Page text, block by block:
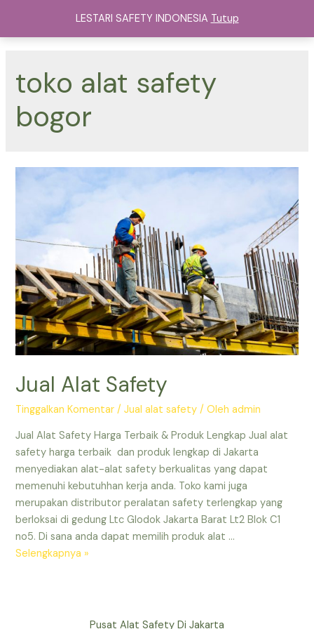
LESTARI SAFETY INDONESIA Tutup
konten
toko alat safety
bogor
Jual Alat Safety
Tinggalkan Komentar /Jual alat safety / Olehadmin
Jual Alat Safety Harga Terbaik & Produk Lengkap Jual alat
safety harga terbaik dan produk lengkap di Jakarta
menyediakan alat-alat safety berkualitas yang dapat
memenuhi kebutuhhan kerja anda. Toko kami juga
merupakan distributor peralatan safety terlengkap yang
berloksai di gedung Ltc Glodok Jakarta Barat Lt2 Blok C1
no5. Di sana anda dapat memilih produk alat …
Jual
Selengkapnya »
Pusat Alat Safety Di Jakarta